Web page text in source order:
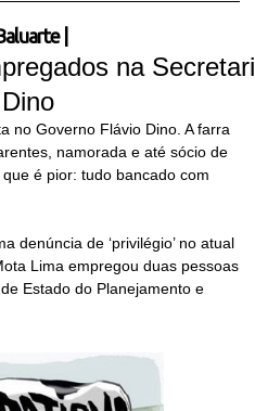
na
no Governo Flávio Dino. A farra
namorada e até sócio de
é pior: tudo bancado com
denúncia de ‘privilégio’ no atual
Lima empregou duas pessoas
Estado do Planejamento e